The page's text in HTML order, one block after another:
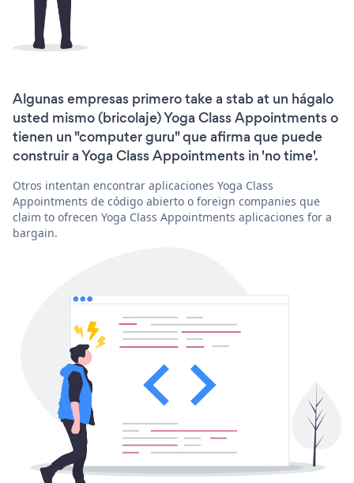
Algunas empresas primero take a stab at un hágalo
usted mismo (bricolaje) Yoga Class Appointments o
tienen un "computer guru" que afirma que puede
construir a Yoga Class Appointments in 'no time'.
Otros intentan encontrar aplicaciones Yoga Class
Appointments de código abierto o foreign companies que
claim to ofrecen Yoga Class Appointments aplicaciones for a
bargain.